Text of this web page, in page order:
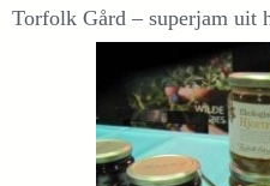
Torfolk Gård – superjam uit